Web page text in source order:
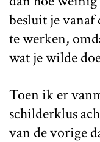
besluit je vanaf
te werken,
wat je wilde
Toen ik er
schilderklus
van de vorige